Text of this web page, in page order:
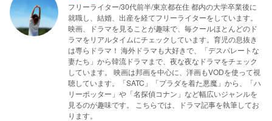
フリーライター/30代前半/東京都在住 都内の大学卒業後に
就職し、結婚、出産を経てフリーライターをしています。
映画、ドラマを見ることが趣味で、毎クールほとんどのド
ラマをリアルタイムにチェックしています。育児の息抜き
は専らドラマ！ 海外ドラマも大好きで、「デスパレートな
妻たち」から韓流ドラマまで、夜な夜なドラマをチェック
しています。 映画は邦画を中心に、洋画もVODを使って視
聴しています。「SATC」「プラダを着た悪魔」から、「ハ
リーポッター」や「名探偵コナン」など幅広いジャンルを
見るのが趣味です。 こちらでは、ドラマ記事を執筆してお
ります。